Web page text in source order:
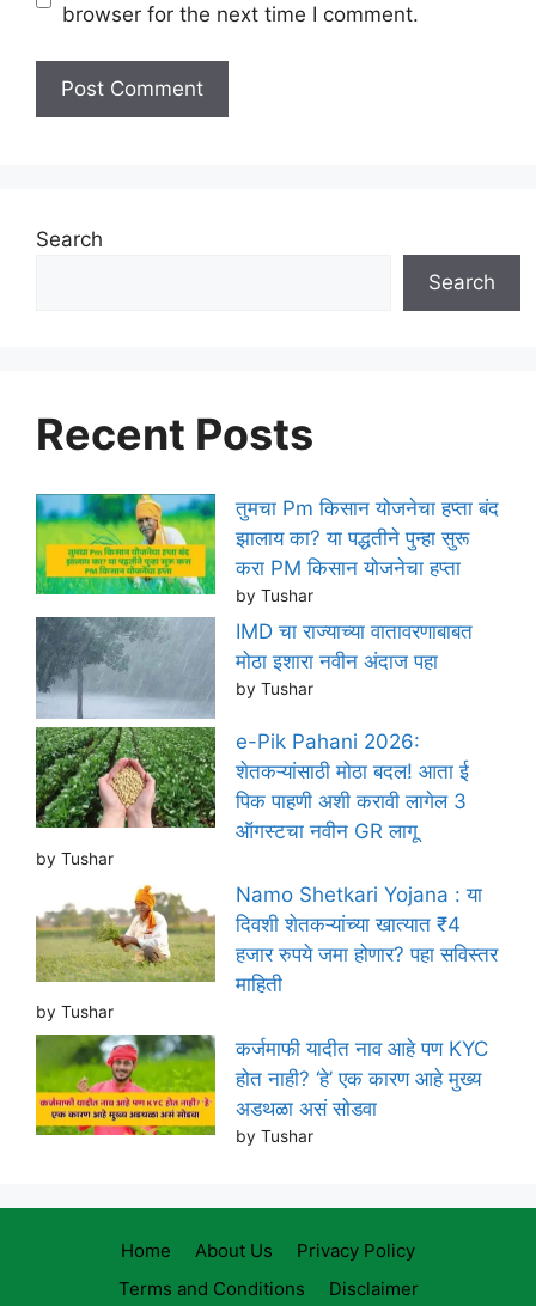
browser for the next time I comment.
Search
Search
Recent Posts
तुमचा Pm किसान योजनेचा हप्ता बंद
झालाय का? या पद्धतीने पुन्हा सुरू
करा PM किसान योजनेचा हप्ता
by Tushar
IMD चा राज्याच्या वातावरणाबाबत
मोठा इशारा नवीन अंदाज पहा
by Tushar
e-Pik Pahani 2026:
शेतकऱ्यांसाठी मोठा बदल! आता ई
पिक पाहणी अशी करावी लागेल 3
ऑगस्टचा नवीन GR लागू
by Tushar
Namo Shetkari Yojana : या
दिवशी शेतकऱ्यांच्या खात्यात ₹4
हजार रुपये जमा होणार? पहा सविस्तर
माहिती
by Tushar
कर्जमाफी यादीत नाव आहे पण KYC
होत नाही? ‘हे’ एक कारण आहे मुख्य
अडथळा असं सोडवा
by Tushar
Home About Us
Privacy Policy
Terms and Conditions
Disclaimer